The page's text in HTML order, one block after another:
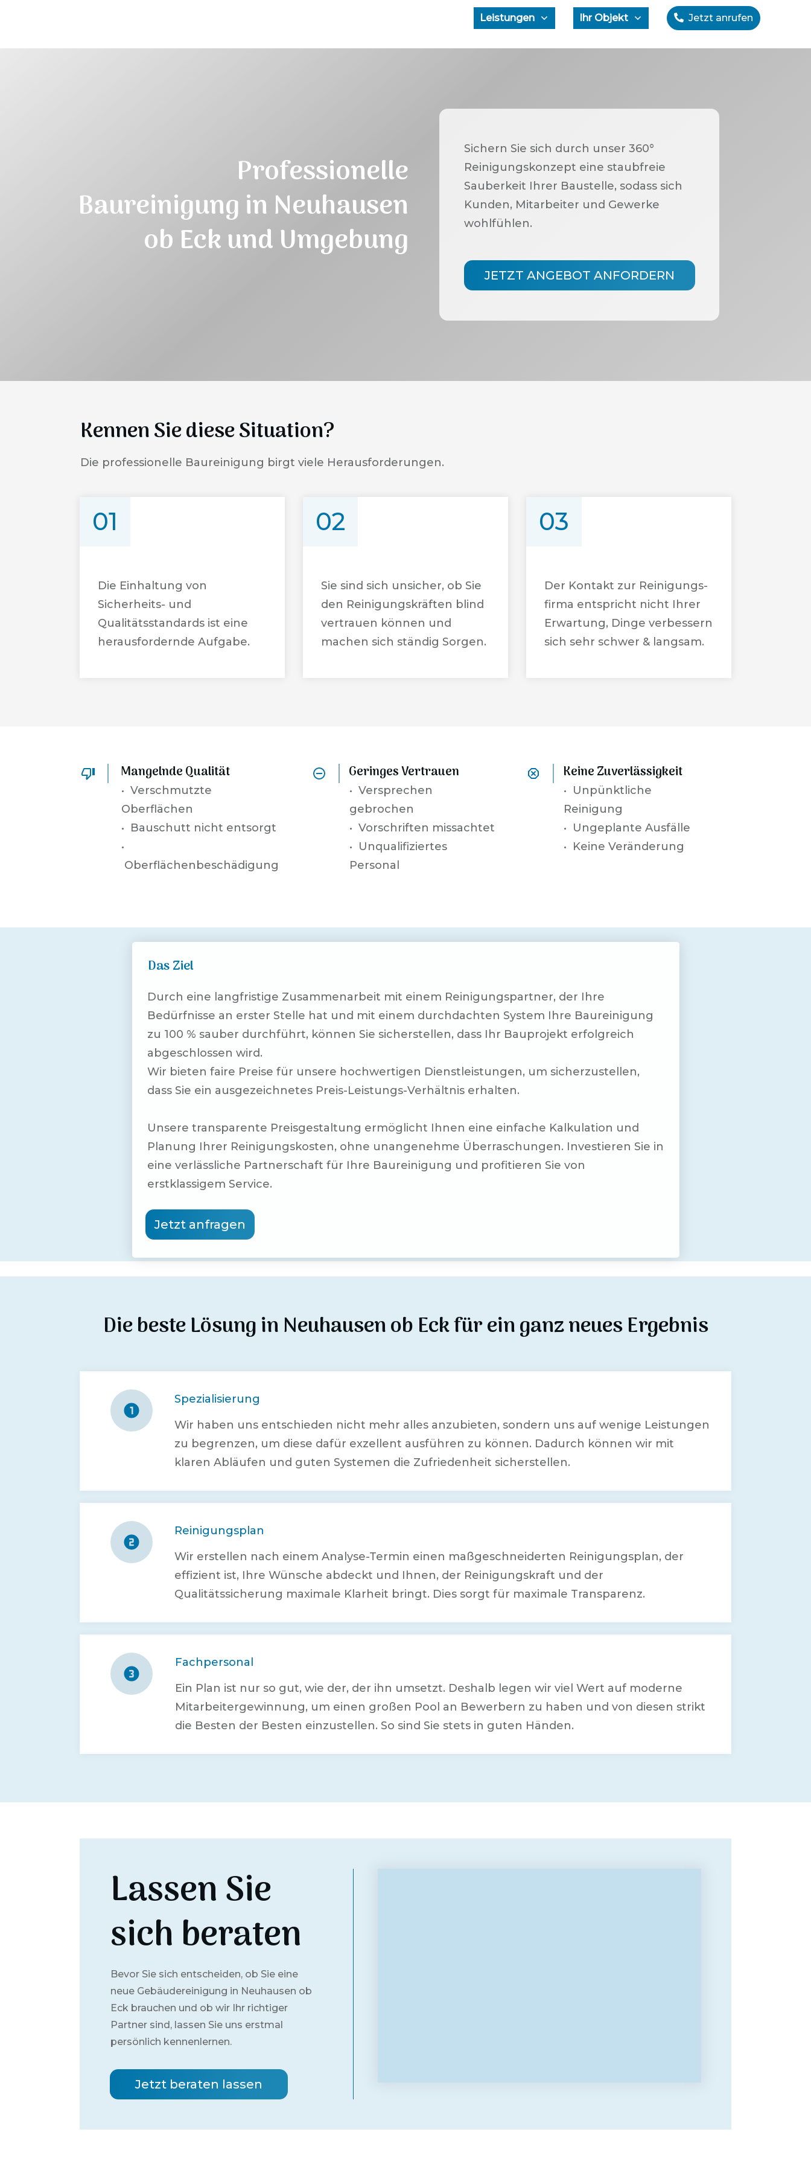
Leistungen Ihr Objekt Jetzt anrufen
Professionelle
BaureinigunginNeuhausen
ob Eckund Umgebung
Sichern Sie sich durch unser 360°
Reinigungskonzept eine staubfreie
Sauberkeit Ihrer Baustelle, sodass sich
Kunden, Mitarbeiter und Gewerke
wohlfühlen.
JETZT ANGEBOT ANFORDERN
Kennen Sie diese Situation?
Die professionelle Baureinigung birgt viele Herausforderungen.
01
Die Einhaltung von
Sicherheits- und
Qualitätsstandards ist eine
herausfordernde Aufgabe.
02
Sie sind sich unsicher, ob Sie
den Reinigungskräften blind
vertrauen können und
machen sich ständig Sorgen.
03
Der Kontakt zur Reinigungs-
firma entspricht nicht Ihrer
Erwartung, Dinge verbessern
sich sehr schwer & langsam.
Mangelnde Qualität
• Verschmutzte
Oberflächen
• Bauschutt nicht entsorgt
•
Oberflächenbeschädigung
Geringes Vertrauen
•Versprechen
gebrochen
• Vorschriften missachtet
• Unqualifiziertes
Personal
Keine Zuverlässigkeit
• Unpünktliche
Reinigung
• Ungeplante Ausfälle
• Keine Veränderung
Das Ziel
Durch eine langfristige Zusammenarbeit mit einem Reinigungspartner, der Ihre
Bedürfnisse an erster Stelle hat und mit einem durchdachten System Ihre Baureinigung
zu 100 % sauber durchführt, können Sie sicherstellen, dass Ihr Bauprojekt erfolgreich
abgeschlossen wird.
Wir bieten faire Preise für unsere hochwertigen Dienstleistungen, um sicherzustellen,
dass Sie ein ausgezeichnetes Preis-Leistungs-Verhältnis erhalten.
Unsere transparente Preisgestaltung ermöglicht Ihnen eine einfache Kalkulation und
Planung Ihrer Reinigungskosten, ohne unangenehme Überraschungen. Investieren Sie in
eine verlässliche Partnerschaft für Ihre Baureinigung und profitieren Sie von
erstklassigem Service.
Jetzt anfragen
Die beste Lösung inNeuhausen ob Eckfür ein ganz neues Ergebnis
Spezialisierung
Wir haben uns entschieden nicht mehr alles anzubieten, sondern uns auf wenige Leistungen
zu begrenzen, um diese dafür exzellent ausführen zu können. Dadurch können wir mit
klaren Abläufen und guten Systemen die Zufriedenheit sicherstellen.
Reinigungsplan
Wir erstellen nach einem Analyse-Termin einen maßgeschneiderten Reinigungsplan, der
effizient ist, Ihre Wünsche abdeckt und Ihnen, der Reinigungskraft und der
Qualitätssicherung maximale Klarheit bringt. Dies sorgt für maximale Transparenz.
Fachpersonal
Ein Plan ist nur so gut, wie der, der ihn umsetzt. Deshalb legen wir viel Wert auf moderne
Mitarbeitergewinnung, um einen großen Pool an Bewerbern zu haben und von diesen strikt
die Besten der Besten einzustellen. So sind Sie stets in guten Händen.
Lassen Sie
sich beraten
Bevor Sie sich entscheiden, ob Sie eine
neue Gebäudereinigung in Neuhausen ob
Eck brauchen und ob wir Ihr richtiger
Partner sind, lassen Sie uns erstmal
persönlich kennenlernen.
Jetzt beraten lassen